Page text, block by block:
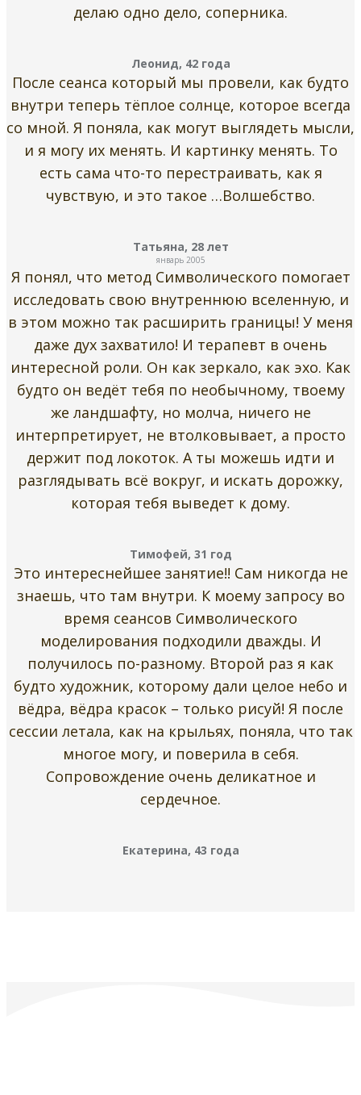
делаю одно дело, соперника.
Леонид, 42 года
После сеанса который мы провели, как будто
внутри теперь тёплое солнце, которое всегда
со мной. Я поняла, как могут выглядеть мысли,
и я могу их менять. И картинку менять. То
есть сама что-то перестраивать, как я
чувствую, и это такое …Волшебство.
Татьяна, 28 лет
январь 2005
Я понял, что метод Символического помогает
исследовать свою внутреннюю вселенную, и
в этом можно так расширить границы! У меня
даже дух захватило! И терапевт в очень
интересной роли. Он как зеркало, как эхо. Как
будто он ведёт тебя по необычному, твоему
же ландшафту, но молча, ничего не
интерпретирует, не втолковывает, а просто
держит под локоток. А ты можешь идти и
разглядывать всё вокруг, и искать дорожку,
которая тебя выведет к дому.
Тимофей, 31 год
Это интереснейшее занятие!! Сам никогда не
знаешь, что там внутри. К моему запросу во
время сеансов Символического
моделирования подходили дважды. И
получилось по-разному. Второй раз я как
будто художник, которому дали целое небо и
вёдра, вёдра красок – только рисуй! Я после
сессии летала, как на крыльях, поняла, что так
многое могу, и поверила в себя.
Сопровождение очень деликатное и
сердечное.
Екатерина, 43 года